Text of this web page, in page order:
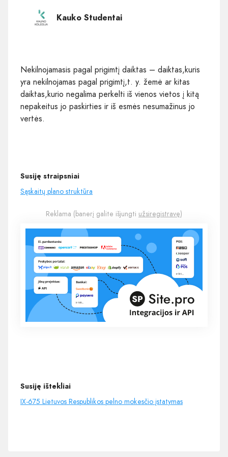
Kauko Studentai
Nekilnojamasis pagal prigimtį daiktas – daiktas,kuris
yra nekilnojamas pagal prigimtį,t. y. žemė ar kitas
daiktas,kurio negalima perkelti iš vienos vietos į kitą
nepakeitus jo paskirties ir iš esmės nesumažinus jo
vertės.
Susiję straipsniai
Sąskaitų plano struktūra
Reklama (banerį galite išjungti užsiregistravę)
Susiję ištekliai
IX-675 Lietuvos Respublikos pelno mokesčio įstatymas